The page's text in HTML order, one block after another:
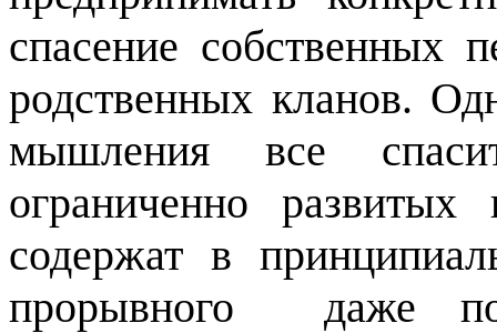
спасение собственных
родственных кланов.
мышления все
ограниченно развитых
содержат в
прорывного
даже